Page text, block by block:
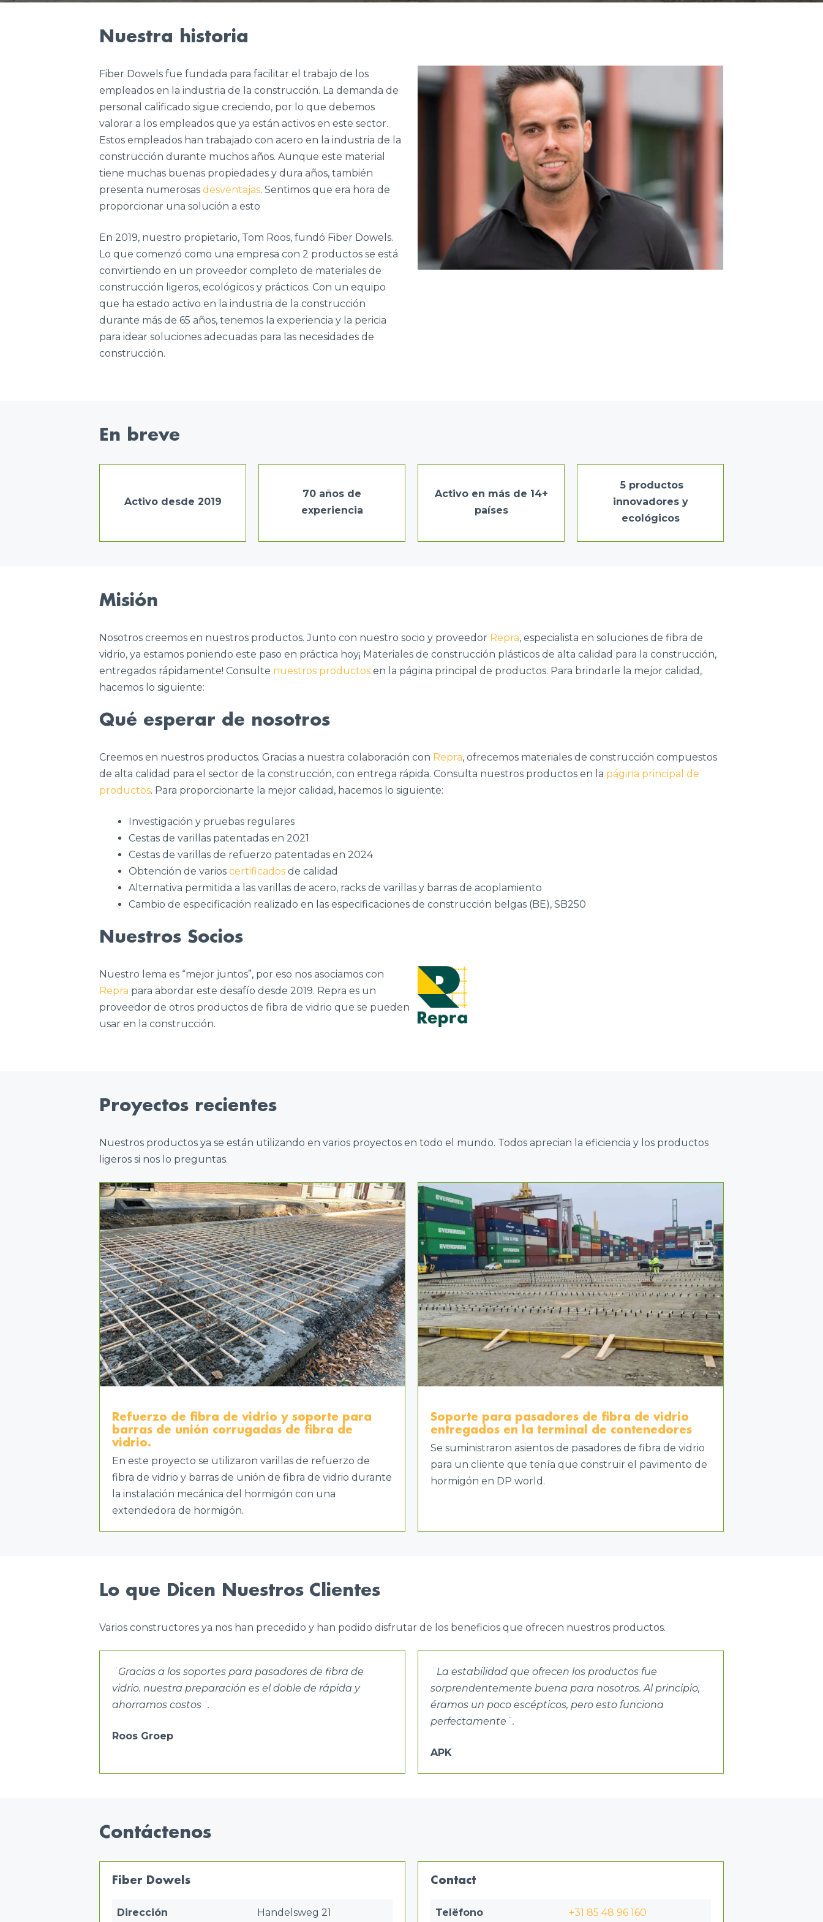
Nuestra historia
Fiber Dowels fue fundada para facilitar el trabajo de los
empleados en la industria de la construcción. La demanda de
personal calificado sigue creciendo, por lo que debemos
valorar a los empleados que ya están activos en este sector.
Estos empleados han trabajado con acero en la industria de la
construcción durante muchos años. Aunque este material
tiene muchas buenas propiedades y dura años, también
presenta numerosas desventajas. Sentimos que era hora de
proporcionar una solución a esto
En 2019, nuestro propietario, Tom Roos, fundó Fiber Dowels.
Lo que comenzó como una empresa con 2 productos se está
convirtiendo en un proveedor completo de materiales de
construcción ligeros, ecológicos y prácticos. Con un equipo
que ha estado activo en la industria de la construcción
durante más de 65 años, tenemos la experiencia y la pericia
para idear soluciones adecuadas para las necesidades de
construcción.
En breve
Activo desde 2019
70 años de
experiencia
Activo en más de 14+
países
5 productos
innovadores y
ecológicos
Misión
Nosotros creemos en nuestros productos. Junto con nuestro socio y proveedor Repra, especialista en soluciones de fibra de
vidrio, ya estamos poniendo este paso en práctica hoy¡ Materiales de construcción plásticos de alta calidad para la construcción,
entregados rápidamente! Consulte nuestros productos en la página principal de productos. Para brindarle la mejor calidad,
hacemos lo siguiente:
Qué esperar de nosotros
Creemos en nuestros productos. Gracias a nuestra colaboración con Repra, ofrecemos materiales de construcción compuestos
de alta calidad para el sector de la construcción, con entrega rápida. Consulta nuestros productos en la página principal de
productos. Para proporcionarte la mejor calidad, hacemos lo siguiente:
Investigación y pruebas regulares
Cestas de varillas patentadas en 2021
Cestas de varillas de refuerzo patentadas en 2024
Obtención de varios certificados de calidad
Alternativa permitida a las varillas de acero, racks de varillas y barras de acoplamiento
Cambio de especificación realizado en las especificaciones de construcción belgas (BE), SB250
Nuestros Socios
Nuestro lema es “mejor juntos”, por eso nos asociamos con
Repra para abordar este desafío desde 2019. Repra es un
proveedor de otros productos de fibra de vidrio que se pueden
usar en la construcción.
Proyectos recientes
Nuestros productos ya se están utilizando en varios proyectos en todo el mundo. Todos aprecian la eficiencia y los productos
ligeros si nos lo preguntas.
Refuerzo de fibra de vidrio y soporte para
barras de unión corrugadas de fibra de
vidrio.
En este proyecto se utilizaron varillas de refuerzo de
fibra de vidrio y barras de unión de fibra de vidrio durante
la instalación mecánica del hormigón con una
extendedora de hormigón.
Soporte para pasadores de fibra de vidrio
entregados en la terminal de contenedores
Se suministraron asientos de pasadores de fibra de vidrio
para un cliente que tenía que construir el pavimento de
hormigón en DP world.
Lo que Dicen Nuestros Clientes
Varios constructores ya nos han precedido y han podido disfrutar de los beneficios que ofrecen nuestros productos.
¨Gracias a los soportes para pasadores de fibra de
vidrio. nuestra preparación es el doble de rápida y
ahorramos costos¨.
Roos Groep
¨La estabilidad que ofrecen los productos fue
sorprendentemente buena para nosotros. Al principio,
éramos un poco escépticos, pero esto funciona
perfectamente ¨.
APK
Contáctenos
Fiber Dowels
Dirección Handelsweg 21
Contact
Telëfono +31 85 48 96 160